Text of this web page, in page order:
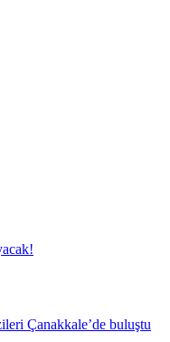
Çanakkale’de buluştu